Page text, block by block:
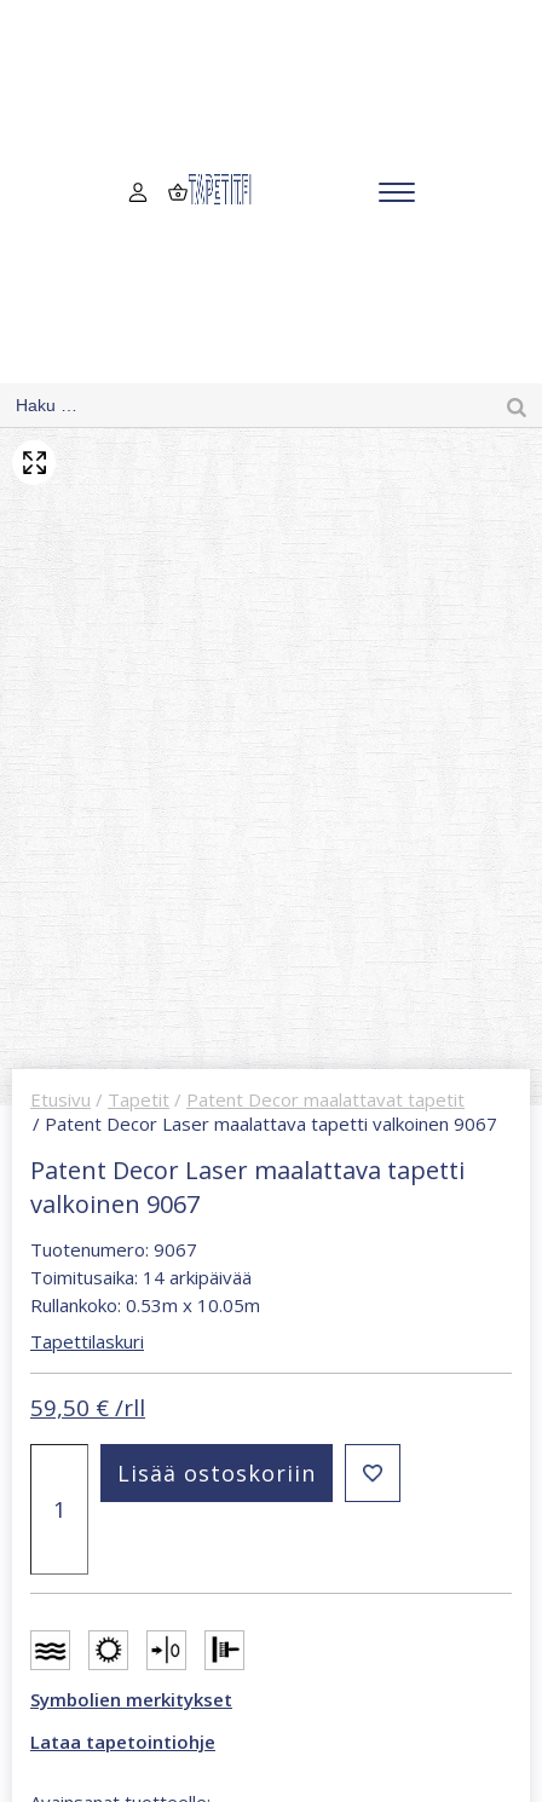
Etusivu / Tapetit / Patent Decor maalattavat tapetit
/ Patent Decor Laser maalattava tapetti valkoinen 9067
Patent Decor Laser maalattava tapetti
valkoinen 9067
Tuotenumero: 9067
Toimitusaika: 14 arkipäivää
Rullankoko: 0.53m x 10.05m
Tapettilaskuri
59,50 € /rll
Laser
valkoinen
9067
määrä
Lisää ostoskoriin
Symbolien merkitykset
Lataa tapetointiohje